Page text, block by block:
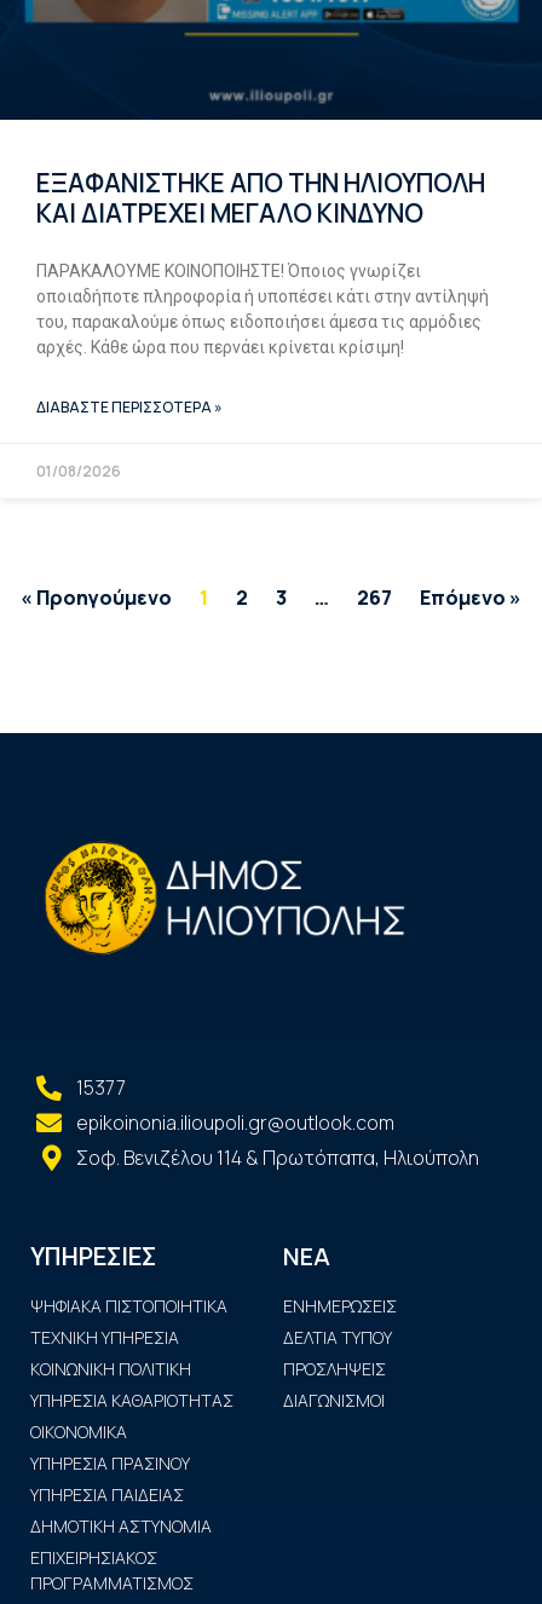
ΕΞΑΦΑΝΙΣΤΗΚΕ ΑΠΟ ΤΗΝ ΗΛΙΟΥΠΟΛΗ
ΚΑΙ ΔΙΑΤΡΕΧΕΙ ΜΕΓΑΛΟ ΚΙΝΔΥΝΟ
ΠΑΡΑΚΑΛΟΥΜΕ ΚΟΙΝΟΠΟΙΗΣΤΕ! Όποιος γνωρίζει
οποιαδήποτε πληροφορία ή υποπέσει κάτι στην αντίληψή
του, παρακαλούμε όπως ειδοποιήσει άμεσα τις αρμόδιες
αρχές. Κάθε ώρα που περνάει κρίνεται κρίσιμη!
ΔΙΑΒΑΣΤΕ ΠΕΡΙΣΣΟΤΕΡΑ »
01/08/2026
« Προηγούμενο 1 2 3 … 267 Επόμενο »
15377
epikoinonia.ilioupoli.gr@outlook.com
Σοφ. Βενιζέλου 114 & Πρωτόπαπα, Ηλιούπολη
ΥΠΗΡΕΣΙΕΣ
ΨΗΦΙΑΚΑ ΠΙΣΤΟΠΟΙΗΤΙΚΑ
ΤΕΧΝΙΚΗ ΥΠΗΡΕΣΙΑ
ΚΟΙΝΩΝΙΚΗ ΠΟΛΙΤΙΚΗ
ΥΠΗΡΕΣΙΑ ΚΑΘΑΡΙΟΤΗΤΑΣ
ΟΙΚΟΝΟΜΙΚΑ
ΥΠΗΡΕΣΙΑ ΠΡΑΣΙΝΟΥ
ΥΠΗΡΕΣΙΑ ΠΑΙΔΕΙΑΣ
ΔΗΜΟΤΙΚΗ ΑΣΤΥΝΟΜΙΑ
ΕΠΙΧΕΙΡΗΣΙΑΚΟΣ
ΠΡΟΓΡΑΜΜΑΤΙΣΜΟΣ
ΝΕΑ
ΕΝΗΜΕΡΩΣΕΙΣ
ΔΕΛΤΙΑ ΤΥΠΟΥ
ΠΡΟΣΛΗΨΕΙΣ
ΔΙΑΓΩΝΙΣΜΟΙ